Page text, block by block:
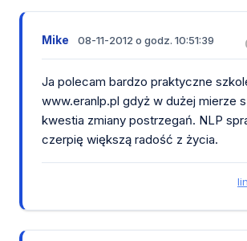
Mike 08-11-2012 o godz. 10:51:39
Ja polecam bardzo praktyczne
www.eranlp.pl gdyż w dużej mierze
kwestia zmiany postrzegań. NLP
czerpię większą radość z życia.